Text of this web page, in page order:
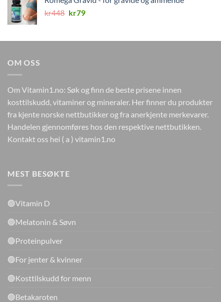
var:
kr498.
er:
kr448 Opprinnelig
kr448.
kr79Nåværende
kr79.
OM OSS
Om Vitamin1.no: Søk og finn de beste prisene innen
kosttilskudd, vitaminer og mineraler. Her finner du produkter
fra kjente norske nettbutikker og fra anerkjente merkevarer.
Handelen gjennomføres hos den respektive nettbutikken.
Kontakt oss hei ( a ) vitamin1.no
MEST BESØKTE
🟢Vitamin D
🟢Melatonin & Søvn
🟢Proteinpulver
🟢For jenter & kvinner
🟢Kosttilskudd for menn
🟢Betakaroten